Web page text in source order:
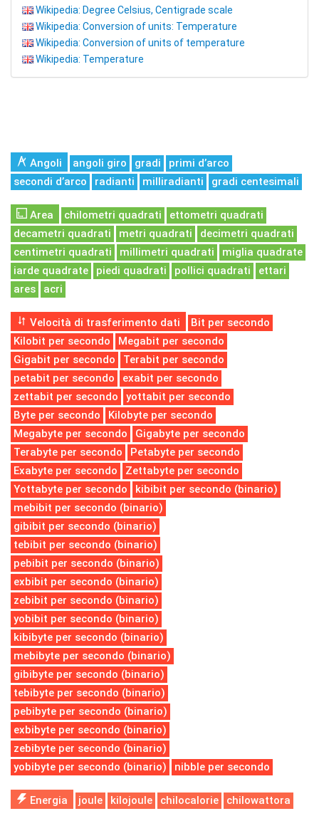
Wikipedia: Degree Celsius, Centigrade scale
Wikipedia: Conversion of units: Temperature
Wikipedia: Conversion of units of temperature
Wikipedia: Temperature
Angoli angoli giro gradi
primi d’arco
secondi d’arco
radianti milliradianti gradi centesimali
Area chilometri quadrati
ettometri quadrati
decametri quadrati
metri quadrati
decimetri quadrati
centimetri quadrati
millimetri quadrati
miglia quadrate
iarde quadrate
piedi quadrati pollici quadrati
ettari
ares
acri
Velocità di trasferimento dati
Bit per secondo
Kilobit per secondo
Megabit per secondo
Gigabit per secondo
Terabit per secondo
petabit per secondo
exabit per secondo
zettabit per secondo
yottabit per secondo
Byte per secondo
Kilobyte per secondo
Megabyte per secondo
Gigabyte per secondo
Terabyte per secondo
Petabyte per secondo
Exabyte per secondo
Zettabyte per secondo
Yottabyte per secondo
kibibit per secondo (binario)
mebibit per secondo (binario)
gibibit per secondo (binario)
tebibit per secondo (binario)
pebibit per secondo (binario)
exbibit per secondo (binario)
zebibit per secondo (binario)
yobibit per secondo (binario)
kibibyte per secondo (binario)
mebibyte per secondo (binario)
gibibyte per secondo (binario)
tebibyte per secondo (binario)
pebibyte per secondo (binario)
exbibyte per secondo (binario)
zebibyte per secondo (binario)
yobibyte per secondo (binario)
nibble per secondo
Energia joule kilojoule chilocalorie chilowattora